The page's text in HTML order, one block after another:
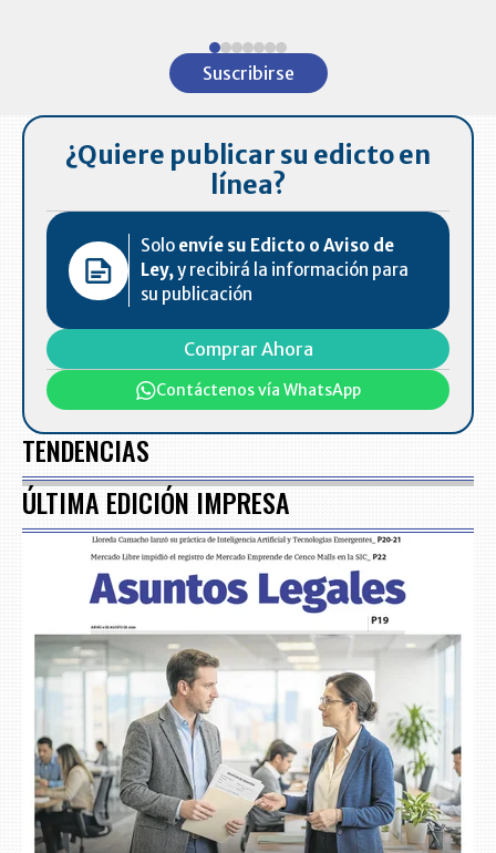
Suscribirse
¿Quiere publicar su edicto en
línea?
Solo envíe su Edicto o Aviso de
Ley,y recibirá la información para
su publicación
Comprar Ahora
Contáctenos vía WhatsApp
TENDENCIAS
ÚLTIMA EDICIÓN IMPRESA